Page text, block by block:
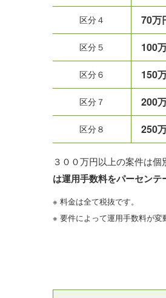
区分４ 70万
区分５ 100
区分６ 150
区分７ 200
区分８ 250
３００万円以上の案件は
は運用手数料をパーセンテ
※ 料金は全て税抜です。
※ 要件によって運用手数料が変